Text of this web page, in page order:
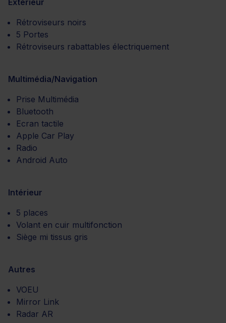
Extérieur
Rétroviseurs noirs
5 Portes
Rétroviseurs rabattables électriquement
Multimédia/Navigation
Prise Multimédia
Bluetooth
Ecran tactile
Apple Car Play
Radio
Android Auto
Intérieur
5 places
Volant en cuir multifonction
Siège mi tissus gris
Autres
VOEU
Mirror Link
Radar AR